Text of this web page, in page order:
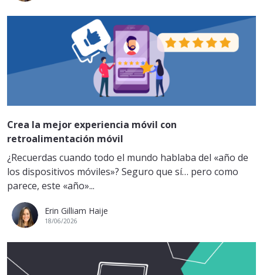
Crea la mejor experiencia móvil con
retroalimentación móvil
¿Recuerdas cuando todo el mundo hablaba del «año de
los dispositivos móviles»? Seguro que sí… pero como
parece, este «año»...
Erin Gilliam Haije
18/06/2026